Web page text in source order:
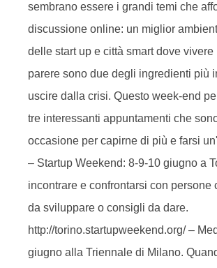
sembrano essere i grandi temi che
discussione online: un miglior
delle start up e città smart dove vivere
parere sono due degli ingredienti più
uscire dalla crisi. Questo week-end
tre interessanti appuntamenti che
occasione per capirne di più e farsi
– Startup Weekend: 8-9-10 giugno a
incontrare e confrontarsi con persone
da sviluppare o consigli da dare.
http://torino.startupweekend.org/ –
giugno alla Triennale di Milano.